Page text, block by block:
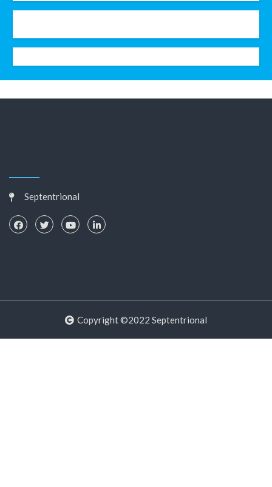
Septentrional
Copyright ©2022 Septentrional